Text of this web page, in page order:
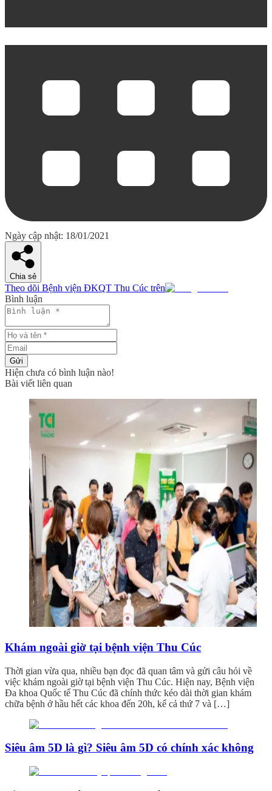
Ngày cập nhật: 18/01/2021
Chia sẻ
Theo dõi Bệnh viện ĐKQT Thu Cúc trên
Bình luận
Gửi
Hiện chưa có bình luận nào!
Bài viết liên quan
Khám ngoài giờ tại bệnh viện Thu Cúc
Thời gian vừa qua, nhiều bạn đọc đã quan tâm và gửi câu hỏi về
việc khám ngoài giờ tại bệnh viện Thu Cúc. Hiện nay, Bệnh viện
Đa khoa Quốc tế Thu Cúc đã chính thức kéo dài thời gian khám
chữa bệnh ở hầu hết các khoa đến 20h, kể cả thứ 7 và […]
Siêu âm 5D là gì? Siêu âm 5D có chính xác không